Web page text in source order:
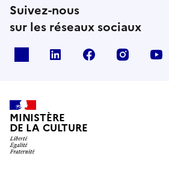
Suivez-nous
sur les réseaux sociaux
linkedin facebook
MINISTÈRE
DE LA CULTURE